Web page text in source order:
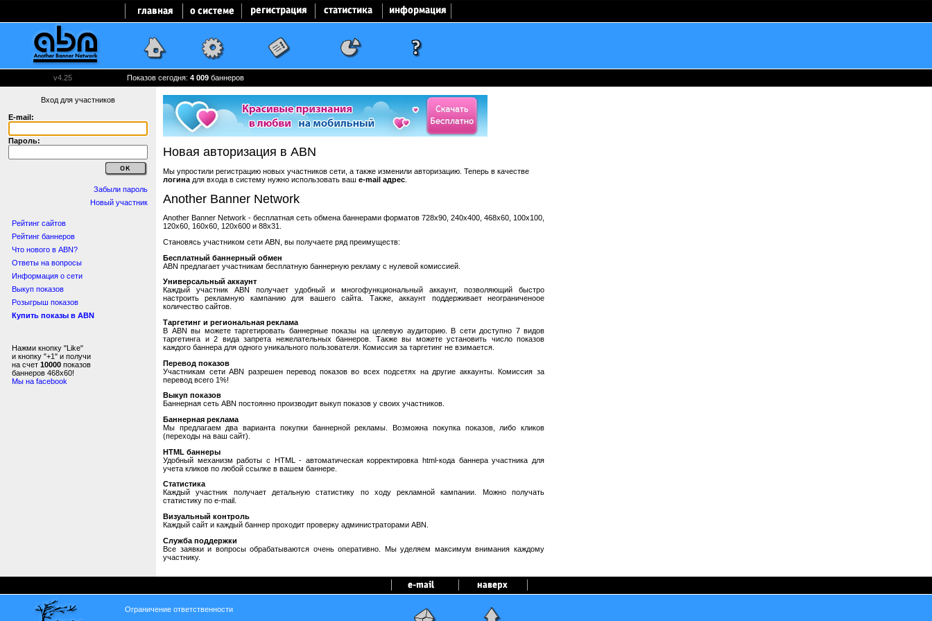
v4.25 Показов сегодня: 4 009 баннеров
Вход для участников
E-mail:
Пароль:
Забыли пароль
Новый участник
Рейтинг сайтов
Рейтинг баннеров
Что нового в ABN?
Ответы на вопросы
Информация о сети
Выкуп показов
Розыгрыш показов
Купить показы в ABN
Нажми кнопку "Like"
и кнопку "+1" и получи
на счет 10000 показов
баннеров 468x60!
Мы на facebook
Новая авторизация в ABN
Мы упростили регистрацию новых участников сети, а также изменили авторизацию. Теперь в качестве
логина для входа в систему нужно использовать ваш e-mail адрес
Another Banner Network
Another Banner Network - бесплатная сеть обмена баннерами форматов 728x90, 240x400, 468x60, 100x100,
120x60, 160x60, 120x600 и 88x31.
Становясь участником сети ABN, вы получаете ряд преимуществ:
Бесплатный баннерный обмен
ABN предлагает участникам бесплатную баннерную рекламу с нулевой комиссией.
Универсальный аккаунт
Каждый участник ABN получает удобный и многофункциональный аккаунт, позволяющий быстро
настроить рекламную кампанию для вашего сайта. Также, аккаунт поддерживает неограниченоое
количество сайтов.
Таргетинг и региональная реклама
В ABN вы можете таргетировать баннерные показы на целевую аудиторию. В сети доступно 7 видов
таргетинга и 2 вида запрета нежелательных баннеров. Также вы можете установить число показов
каждого баннера для одного уникального пользователя. Комиссия за таргетинг не взимается.
Перевод показов
Участникам сети ABN разрешен перевод показов во всех подсетях на другие аккаунты. Комиссия за
перевод всего 1%!
Выкуп показов
Баннерная сеть ABN постоянно производит выкуп показов у своих участников.
Баннерная реклама
Мы предлагаем два варианта покупки баннерной рекламы. Возможна покупка показов, либо кликов
(переходы на ваш сайт).
HTML баннеры
Удобный механизм работы с HTML - автоматическая корректировка html-кода баннера участника для
учета кликов по любой ссылке в вашем баннере.
Статистика
Каждый участник получает детальную статистику по ходу рекламной кампании. Можно получать
статистику по e-mail.
Визуальный контроль
Каждый сайт и каждый баннер проходит проверку администраторами ABN.
Служба поддержки
Все заявки и вопросы обрабатываются очень оперативно. Мы уделяем максимум внимания каждому
участнику.
Ограничение ответственности